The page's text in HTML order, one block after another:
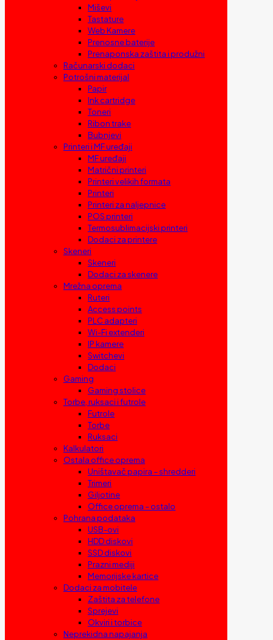
Miševi
Tastature
Web Kamere
Prenosne baterije
Prenaponska zaštita i produžni
Računarski dodaci
Potrošni materijal
Papir
Ink cartridge
Toneri
Ribon trake
Bubnjevi
Printeri i MF uređaji
MF uređaji
Matrični printeri
Printeri velikih formata
Printeri
Printeri za naljepnice
POS printeri
Termosublimacijski printeri
Dodaci za printere
Skeneri
Skeneri
Dodaci za skenere
Mrežna oprema
Ruteri
Access points
PLC adapteri
Wi-Fi extenderi
IP kamere
Switchevi
Dodaci
Gaming
Gaming stolice
Torbe, ruksaci i futrole
Futrole
Torbe
Ruksaci
Kalkulatori
Ostala office oprema
Uništavač papira – shredderi
Trimeri
Giljotine
Office oprema – ostalo
Pohrana podataka
USB-ovi
HDD diskovi
SSD diskovi
Prazni mediji
Memorijske kartice
Dodaci za mobitele
Zaštita za telefone
Sprejevi
Okviri i torbice
Neprekidna napajanja